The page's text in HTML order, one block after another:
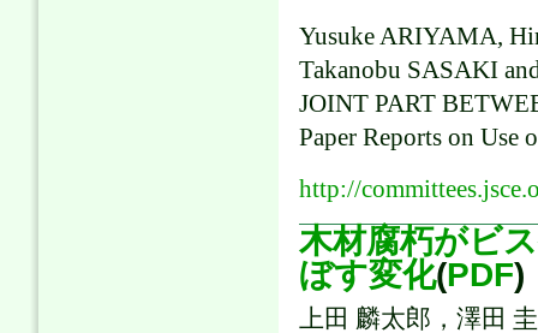
Yusuke ARIYAMA,
Takanobu SASAKI
JOINT PART
Paper Reports on
http://
木材腐朽がビ
ぼす変化(PDF)
上田 麟太郎，澤田